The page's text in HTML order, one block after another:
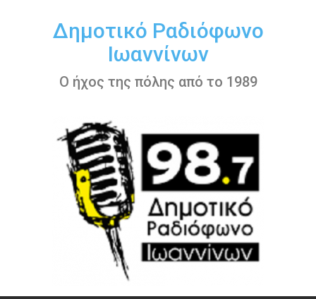
περιεχόμενοΔημοτικό Ραδιόφωνο
Ιωαννίνων
Ο ήχος της πόλης από το 1989